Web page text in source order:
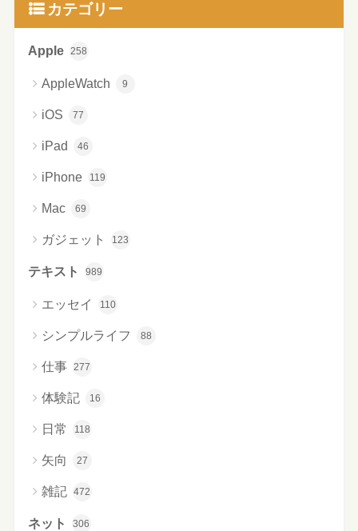
カテゴリー
Apple 258
AppleWatch 9
iOS 77
iPad 46
iPhone 119
Mac 69
ガジェット 123
テキスト 989
エッセイ 110
シンプルライフ 88
仕事 277
体験記 16
日常 118
矢向 27
雑記 472
ネット 306